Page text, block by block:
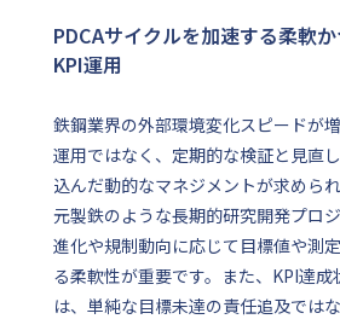
PDCAサイクルを加速する柔軟
KPI運用
鉄鋼業界の外部環境変化スピードが
運用ではなく、定期的な検証と見直
込んだ動的なマネジメントが求めら
元製鉄のような長期的研究開発プロ
進化や規制動向に応じて目標値や測
る柔軟性が重要です。また、KPI達成
は、単純な目標未達の責任追及では